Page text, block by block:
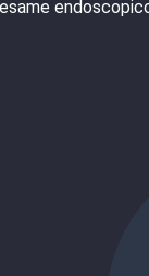
esame